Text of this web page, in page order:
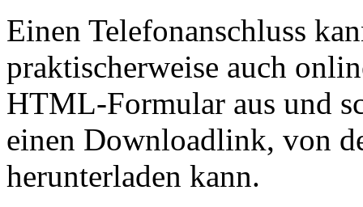
Einen Telefonanschluss
praktischerweise auch
HTML-Formular aus und
einen Downloadlink, von
herunterladen kann.